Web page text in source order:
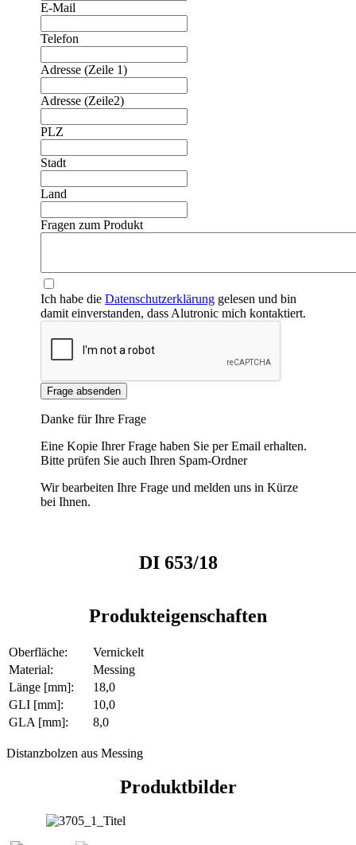
E-Mail
Telefon
Adresse (Zeile 1)
Adresse (Zeile2)
PLZ
Stadt
Land
Fragen zum Produkt
Ich habe dieDatenschutzerklärung gelesen und bin
damit einverstanden, dass Alutronic mich kontaktiert.
Frage absenden
Danke für Ihre Frage
Eine Kopie Ihrer Frage haben Sie per Email erhalten.
Bitte prüfen Sie auch Ihren Spam-Ordner
Wir bearbeiten Ihre Frage und melden uns in Kürze
bei Ihnen.
DI 653/18
Produkteigenschaften
Oberfläche:
Vernickelt
Material:
Messing
Länge [mm]:
18,0
GLI [mm]:
10,0
GLA [mm]:
8,0
Distanzbolzen aus Messing
Produktbilder